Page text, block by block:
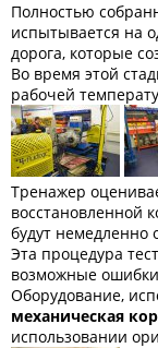
Полностью
испытывается на
дорога, которые
Во время этой
рабочей
Тренажер
восстановленной
будут немедленно
Эта процедура
возможные
Оборудование,
механическая
использовании